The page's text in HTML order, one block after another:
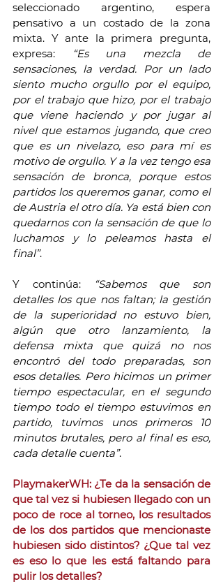
seleccionado argentino, espera
pensativo a un costado de la zona
mixta. Y ante la primera pregunta,
expresa:
“Es una mezcla de
sensaciones, la verdad. Por un lado
siento mucho orgullo por el equipo,
por el trabajo que hizo, por el trabajo
que viene haciendo y por jugar al
nivel que estamos jugando, que creo
que es un nivelazo, eso para mí es
motivo de orgullo. Y a la vez tengo esa
sensación de bronca, porque estos
partidos los queremos ganar, como el
de Austria el otro día. Ya está bien con
quedarnos con la sensación de que lo
luchamos y lo peleamos hasta el
final”.
Y continúa:
“Sabemos que son
detalles los que nos faltan; la gestión
de la superioridad no estuvo bien,
algún que otro lanzamiento, la
defensa mixta que quizá no nos
encontró del todo preparadas, son
esos detalles. Pero hicimos un primer
tiempo espectacular, en el segundo
tiempo todo el tiempo estuvimos en
partido, tuvimos unos primeros 10
minutos brutales, pero al final es eso,
cada detalle cuenta”.
PlaymakerWH: ¿Te da la sensación de
que tal vez si hubiesen llegado con un
poco de roce al torneo, los resultados
de los dos partidos que mencionaste
hubiesen sido distintos? ¿Que tal vez
es eso lo que les está faltando para
pulir los detalles?